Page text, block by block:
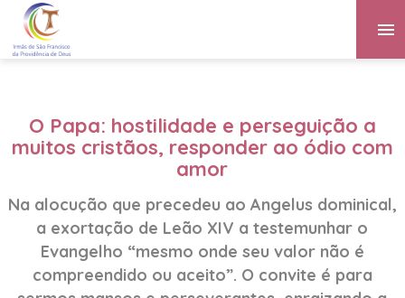
O Papa: hostilidade e perseguição a
muitos cristãos, responder ao ódio com
amor
Na alocução que precedeu ao Angelus dominical,
a exortação de Leão XIV a testemunhar o
Evangelho “mesmo onde seu valor não é
compreendido ou aceito”. O convite é para